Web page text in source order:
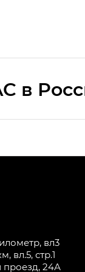
в
Ти (HYPTEC
вл3
вл.5, стр.1
24А